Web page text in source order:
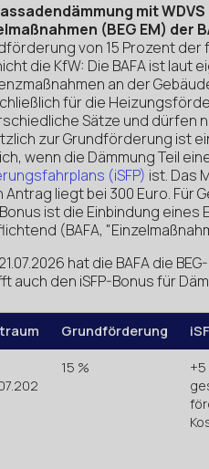
mit
(BEG EM) der
von 15 Prozent
die KfW: Die BAFA ist laut
an der
für die
Sätze und dürfen
zur Grundförderung ist
wenn die Dämmung Teil
(iSFP) ist. Das
Antrag liegt bei 300 Euro. Für
ist die Einbindung
(BAFA,
hat die BAFA die
auch den iSFP-Bonus für
Grundförderung
15 %
+5